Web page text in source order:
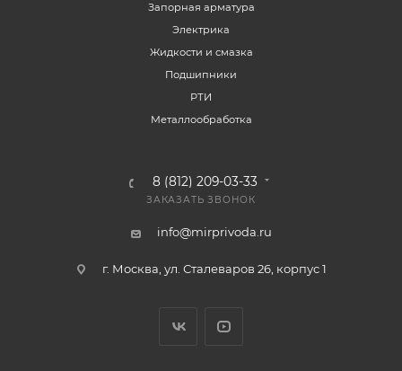
Запорная арматура
Электрика
Жидкости и смазка
Подшипники
РТИ
Металлообработка
8 (812) 209-03-33
ЗАКАЗАТЬ ЗВОНОК
info@mirprivoda.ru
г. Москва, ул. Сталеваров 26, корпус 1